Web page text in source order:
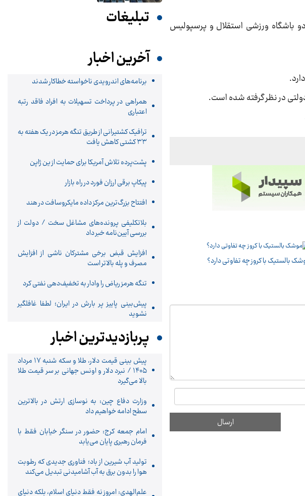
باشگاه ورزشی استقلال و پرسپولیس
در نظر گرفته شده است.
بالستیک با کروز چه تفاوتی دارد؟
تبلیغات
آخرین اخبار
برنامه‌های اندرویدی ناخواسته خطاکار شدند
همراهی در پرداخت تسهیلات به افراد فاقد رتبه
اعتباری
ترافیک کشتیرانی از طریق تنگه هرمز در یک هفته به
۳۳ کشتی کاهش یافت
پشت‌پرده تلاش آمریکا برای حمایت از ین ژاپن
پیکاپ برقی ارزان فورد در راه بازار
افتتاح بزرگ‌ترین مرکز داده مایکروسافت در هند
بلاتکلیفی پرونده‌های مشاغل سخت / دولت از
بررسی آیین‌نامه خبر داد
افزایش قبض برخی مشترکان ناشی از افزایش
مصرف و پله بالاتر است
تنگه هرمز ریاض را وادار به تخفیف‌دهی نفتی کرد
پیش‌بینی پاییز پر بارش در ایران؛ لطفا غافلگیر
نشوید
پربازدیدترین اخبار
پیش ‌بینی قیمت دلار، طلا و سکه شنبه ۱۷ مرداد
۱۴۰۵ / نبرد دلار و اونس جهانی بر سر قیمت طلا
بالا می‌گیرد
وزارت دفاع چین: به نوسازی ارتش در بالاترین
سطح ادامه خواهیم داد
امام جمعه کرج: حضور در سنگر خیابان فقط با
فرمان رهبری پایان می‌یابد
تولید آب شیرین از باد؛ فناوری جدیدی که رطوبت
هوا را بدون برق به آب آشامیدنی تبدیل می‌کند
علم‌الهدی: امروز نه فقط دنیای اسلام، بلکه دنیای